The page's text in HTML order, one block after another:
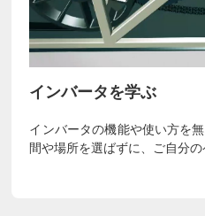
インバータを学ぶ
インバータの機能や使い方を
間や場所を選ばずに、ご自分の